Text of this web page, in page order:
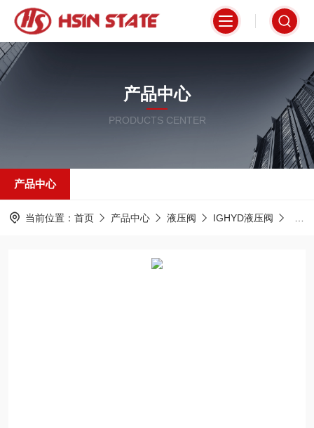
产品中心
PRODUCTS CENTER
产品中心
当前位置： 首页 产品中心 液压阀 IGHYD液压阀